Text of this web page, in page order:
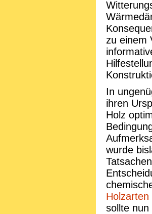
zu einem
In
ihren
Holz
wurde
Holzarten
sollte nun